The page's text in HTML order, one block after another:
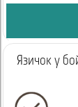
Язичок у